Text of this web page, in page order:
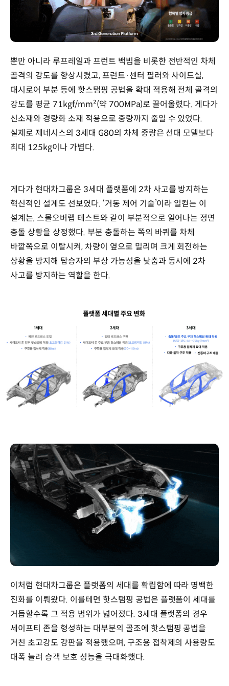
뿐만 아니라 루프레일과 프런트 백빔을 비롯한 전반적인 차체
골격의 강도를 향상시켰고, 프런트·센터 필러와 사이드실,
대시로어 부분 등에 핫스탬핑 공법을 확대 적용해 전체 골격의
강도를 평균 71kgf/mm²(약 700MPa)로 끌어올렸다. 게다가
신소재와 경량화 소재 적용으로 중량까지 줄일 수 있었다.
실제로 제네시스의 3세대 G80의 차체 중량은 선대 모델보다
최대 125kg이나 가볍다.
게다가 현대차그룹은 3세대 플랫폼에 2차 사고를 방지하는
혁신적인 설계도 선보였다. ‘거동 제어 기술’이라 일컫는 이
설계는, 스몰오버랩 테스트와 같이 부분적으로 일어나는 정면
충돌 상황을 상정했다. 부분 충돌하는 쪽의 바퀴를 차체
바깥쪽으로 이탈시켜, 차량이 옆으로 밀리며 크게 회전하는
상황을 방지해 탑승자의 부상 가능성을 낮춤과 동시에 2차
사고를 방지하는 역할을 한다.
이처럼 현대차그룹은 플랫폼의 세대를 확립함에 따라 명백한
진화를 이뤄왔다. 이를테면 핫스탬핑 공법은 플랫폼이 세대를
거듭할수록 그 적용 범위가 넓어졌다. 3세대 플랫폼의 경우
세이프티 존을 형성하는 대부분의 골조에 핫스탬핑 공법을
거친 초고강도 강판을 적용했으며, 구조용 접착제의 사용량도
대폭 늘려 승객 보호 성능을 극대화했다.